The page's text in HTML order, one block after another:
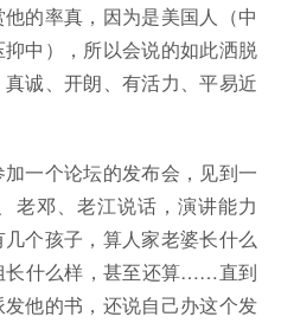
的率真，因为是美国人（中
中），所以会说的如此洒脱
诚、开朗、有活力、平易近
一个论坛的发布会，见到一
老邓、老江说话，演讲能力
个孩子，算人家老婆长什么
长什么样，甚至还算……直到
他的书，还说自己办这个发